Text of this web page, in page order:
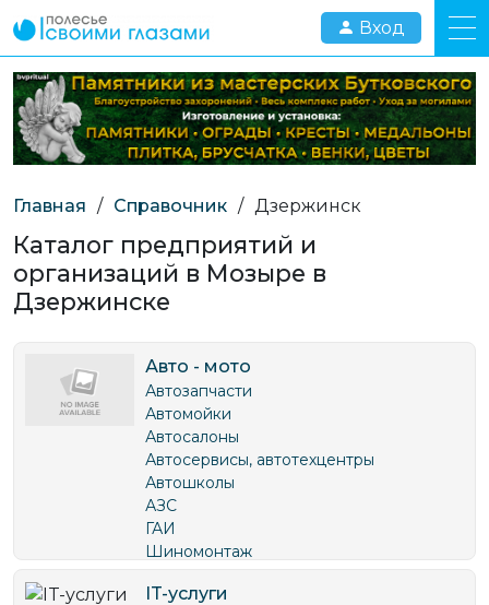
Вход
Главная / Справочник / Дзержинск
Каталог предприятий и
организаций в Мозыре в
Дзержинске
Авто - мото
Автозапчасти
Автомойки
Автосалоны
Автосервисы, автотехцентры
Автошколы
АЗС
ГАИ
Шиномонтаж
IT-услуги